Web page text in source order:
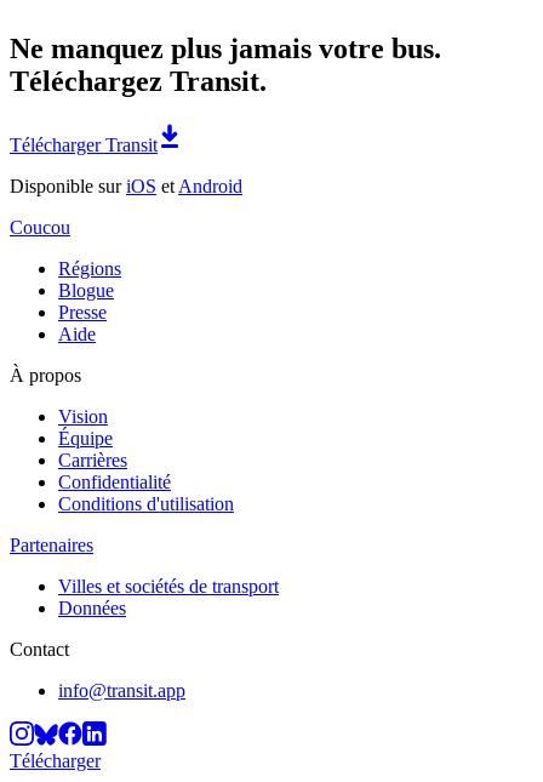
Ne manquez plus jamais votre bus.
Téléchargez Transit.
Télécharger Transit
Disponible suriOS et Android
Coucou
Régions
Blogue
Presse
Aide
À propos
Vision
Équipe
Carrières
Confidentialité
Conditions d'utilisation
Partenaires
Villes et sociétés de transport
Données
Contact
info@transit.app
Télécharger